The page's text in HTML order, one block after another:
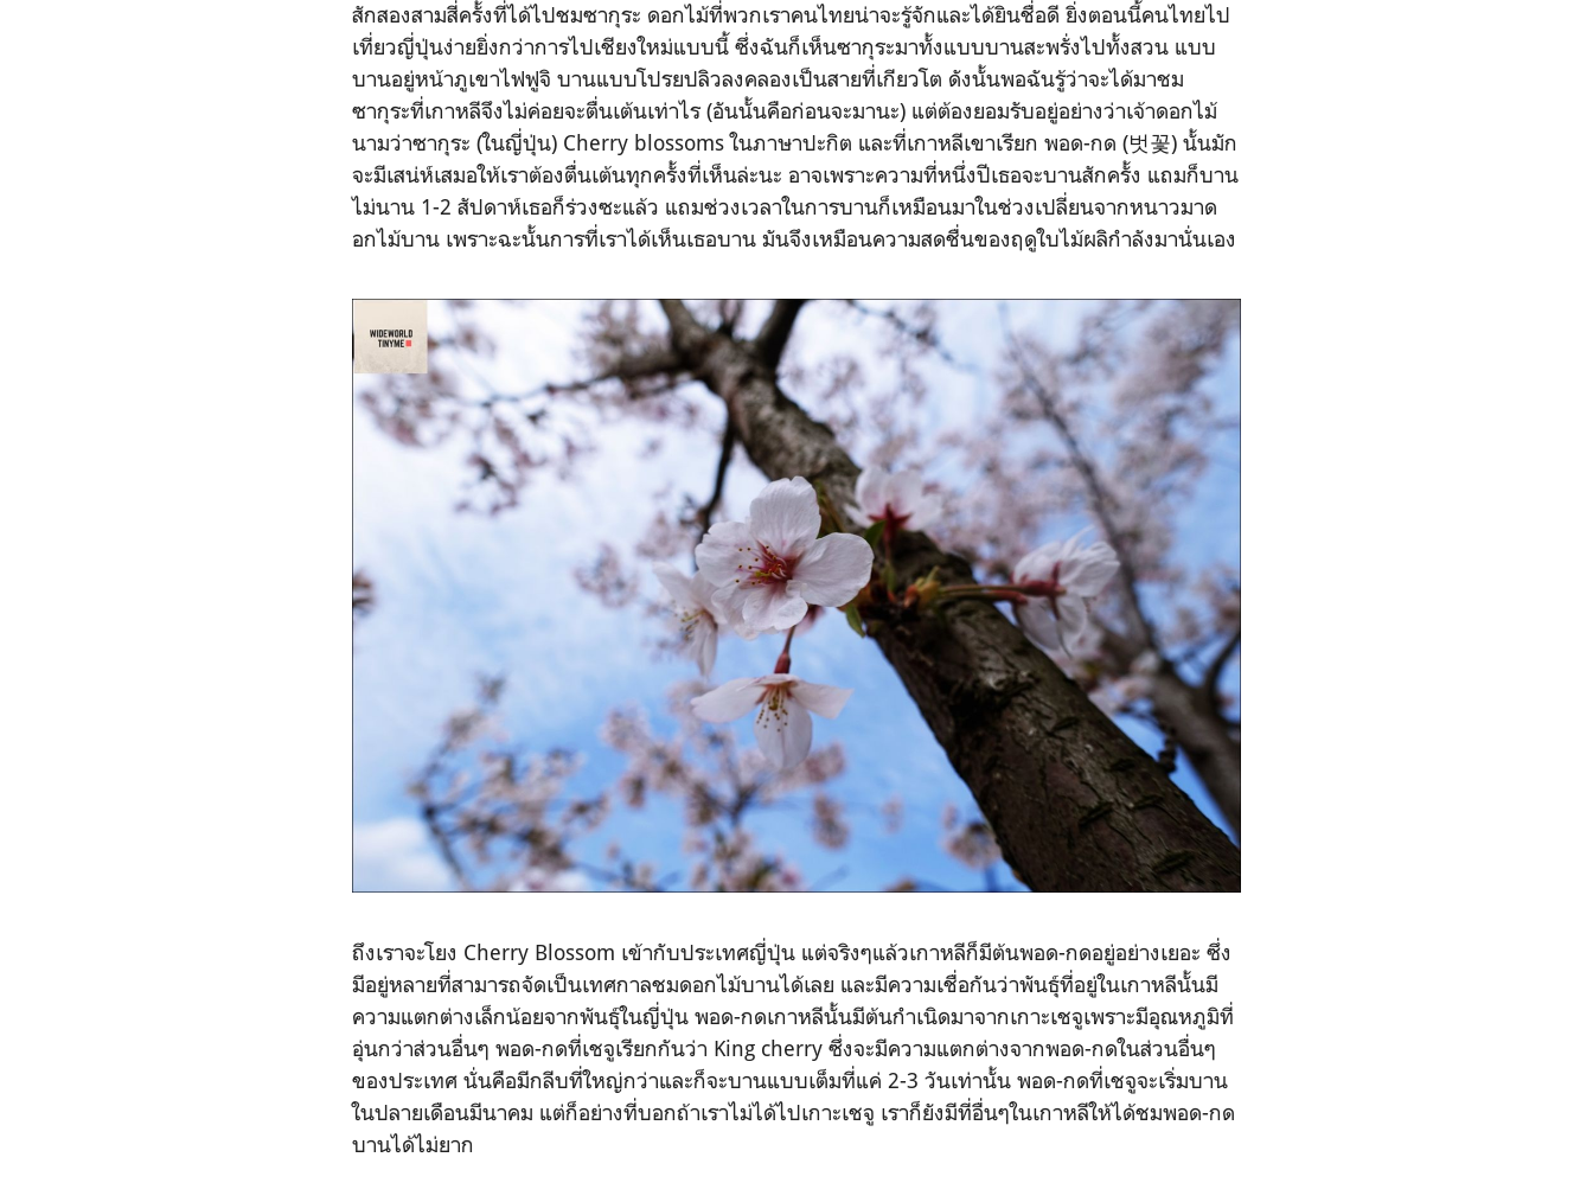
สักสองสามสี่ครั้งที่ได้ไปชมซากุระ ดอกไม้ที่พวกเราคนไทยน่าจะรู้จักและได้ยินชื่อดี ยิ่งตอนนี้คนไทยไป
เที่ยวญี่ปุ่นง่ายยิ่งกว่าการไปเชียงใหม่แบบนี้ ซึ่งฉันก็เห็นซากุระมาทั้งแบบบานสะพรั่งไปทั้งสวน แบบ
บานอยู่หน้าภูเขาไฟฟูจิ บานแบบโปรยปลิวลงคลองเป็นสายที่เกียวโต ดังนั้นพอฉันรู้ว่าจะได้มาชม
ซากุระที่เกาหลีจึงไม่ค่อยจะตื่นเต้นเท่าไร (อันนั้นคือก่อนจะมานะ) แต่ต้องยอมรับอยู่อย่างว่าเจ้าดอกไม้
นามว่าซากุระ (ในญี่ปุ่น) Cherry blossoms ในภาษาปะกิต และที่เกาหลีเขาเรียก พอด-กด (벗꽃) นั้นมัก
จะมีเสน่ห์เสมอให้เราต้องตื่นเต้นทุกครั้งที่เห็นล่ะนะ อาจเพราะความที่หนึ่งปีเธอจะบานสักครั้ง แถมก็บาน
ไม่นาน 1-2 สัปดาห์เธอก็ร่วงซะแล้ว แถมช่วงเวลาในการบานก็เหมือนมาในช่วงเปลี่ยนจากหนาวมาด
อกไม้บาน เพราะฉะนั้นการที่เราได้เห็นเธอบาน มันจึงเหมือนความสดชื่นของฤดูใบไม้ผลิกำลังมานั่นเอง
ถึงเราจะโยง Cherry Blossom เข้ากับประเทศญี่ปุ่น แต่จริงๆแล้วเกาหลีก็มีต้นพอด-กดอยู่อย่างเยอะ ซึ่ง
มีอยู่หลายที่สามารถจัดเป็นเทศกาลชมดอกไม้บานได้เลย และมีความเชื่อกันว่าพันธุ์ที่อยู่ในเกาหลีนั้นมี
ความแตกต่างเล็กน้อยจากพันธุ์ในญี่ปุ่น พอด-กดเกาหลีนั้นมีต้นกำเนิดมาจากเกาะเชจูเพราะมีอุณหภูมิที่
อุ่นกว่าส่วนอื่นๆ พอด-กดที่เชจูเรียกกันว่า King cherry ซึ่งจะมีความแตกต่างจากพอด-กดในส่วนอื่นๆ
ของประเทศ นั่นคือมีกลีบที่ใหญ่กว่าและก็จะบานแบบเต็มที่แค่ 2-3 วันเท่านั้น พอด-กดที่เชจูจะเริ่มบาน
ในปลายเดือนมีนาคม แต่ก็อย่างที่บอกถ้าเราไม่ได้ไปเกาะเชจู เราก็ยังมีที่อื่นๆในเกาหลีให้ได้ชมพอด-กด
บานได้ไม่ยาก